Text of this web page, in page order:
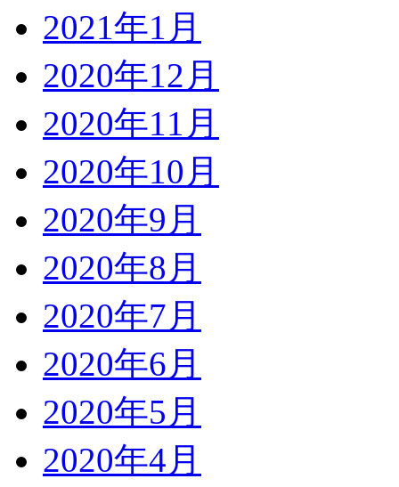
2021年1月
2020年12月
2020年11月
2020年10月
2020年9月
2020年8月
2020年7月
2020年6月
2020年5月
2020年4月